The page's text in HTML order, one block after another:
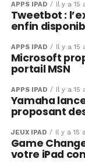
APPS IPAD Il y a 15
Tweetbot :
enfin
APPS IPAD Il y a 15
Microsoft
portail MSN
APPS IPAD Il y a 15
Yamaha
proposant
JEUX IPAD Il y a 15
Game
votre iPad